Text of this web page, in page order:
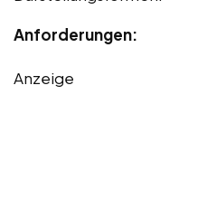
Anforderungen:
Anzeige